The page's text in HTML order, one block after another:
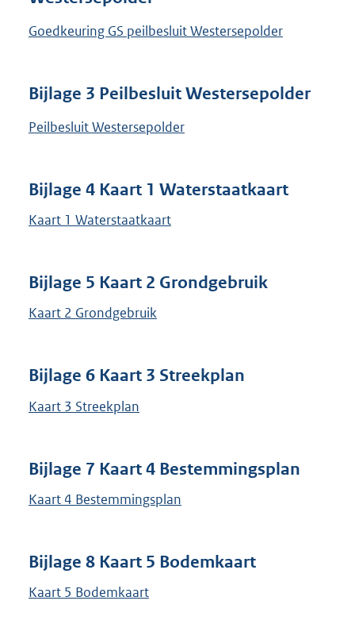
Goedkeuring GS peilbesluit Westersepolder
Bijlage 3 Peilbesluit Westersepolder
Peilbesluit Westersepolder
Bijlage 4 Kaart 1 Waterstaatkaart
Kaart 1 Waterstaatkaart
Bijlage 5 Kaart 2 Grondgebruik
Kaart 2 Grondgebruik
Bijlage 6 Kaart 3 Streekplan
Kaart 3 Streekplan
Bijlage 7 Kaart 4 Bestemmingsplan
Kaart 4 Bestemmingsplan
Bijlage 8 Kaart 5 Bodemkaart
Kaart 5 Bodemkaart